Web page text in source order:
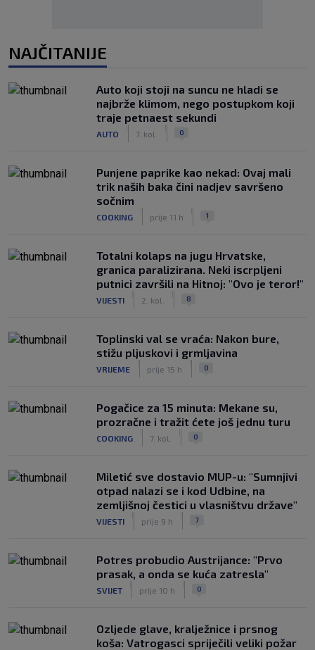
NAJČITANIJE
Auto koji stoji na suncu ne hladi se
najbrže klimom, nego postupkom koji
traje petnaest sekundi
AUTO 7. kol. 0
Punjene paprike kao nekad: Ovaj mali
trik naših baka čini nadjev savršeno
sočnim
COOKING prije 11 h 1
Totalni kolaps na jugu Hrvatske,
granica paralizirana. Neki iscrpljeni
putnici završili na Hitnoj: "Ovo je teror!"
VIJESTI 2. kol. 8
Toplinski val se vraća: Nakon bure,
stižu pljuskovi i grmljavina
VRIJEME prije 15 h 0
Pogačice za 15 minuta: Mekane su,
prozračne i tražit ćete još jednu turu
COOKING 7. kol. 0
Miletić sve dostavio MUP-u: "Sumnjivi
otpad nalazi se i kod Udbine, na
zemljišnoj čestici u vlasništvu države"
VIJESTI prije 9 h 7
Potres probudio Austrijance: "Prvo
prasak, a onda se kuća zatresla"
SVIJET prije 10 h 0
Ozljede glave, kralježnice i prsnog
koša: Vatrogasci spriječili veliki požar